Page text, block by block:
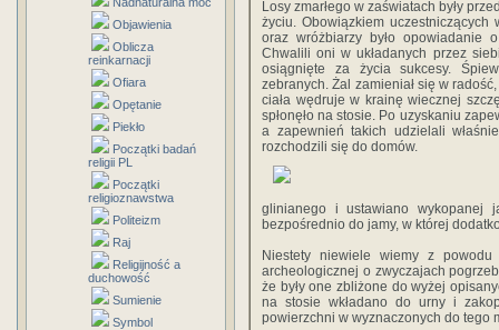
Objawienia
Oblicza
reinkarnacji
Ofiara
Opętanie
Piekło
Początki badań
religii PL
Początki
religioznawstwa
Politeizm
Raj
Religijność a
duchowość
Sumienie
Symbol
Losy zmarłego w zaświatach były
życiu. Obowiązkiem
oraz wróżbiarzy było opowiadanie
Chwalili oni w układanych przez
osiągnięte za życia sukcesy.
zebranych. Żal zamieniał się w
ciała wędruje w krainę wiecznej
spłonęło na stosie. Po uzyskaniu
a zapewnień takich udzielali
rozchodzili się do domów.
glinianego i ustawiano wykopanej
bezpośrednio do jamy, w której
Niestety niewiele wiemy z
archeologicznej o zwyczajach
że były one zbliżone do wyżej
na stosie wkładano do urny i
powierzchni w wyznaczonych do tego